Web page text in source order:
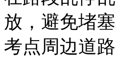
放，避免堵
考点周边道